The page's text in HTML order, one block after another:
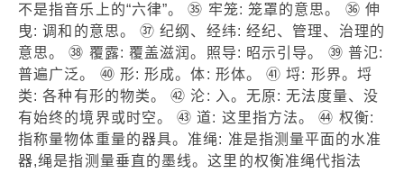
不是指音乐上的“六律”。 ㉟ 牢笼: 笼罩的意思。 ㊱ 伸
曳: 调和的意思。 ㊲ 纪纲、经纬: 经纪、管理、治理的
意思。 ㊳ 覆露: 覆盖滋润。照导: 昭示引导。 ㊴ 普氾:
普遍广泛。 ㊵ 形: 形成。体: 形体。 ㊶ 埒: 形界。埒
类: 各种有形的物类。 ㊷ 沦: 入。无原: 无法度量、没
有始终的境界或时空。 ㊸ 道: 这里指方法。 ㊹ 权衡:
指称量物体重量的器具。准绳: 准是指测量平面的水准
器,绳是指测量垂直的墨线。这里的权衡准绳代指法